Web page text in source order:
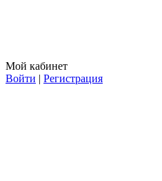
Мой кабинет
Войти | Регистрация